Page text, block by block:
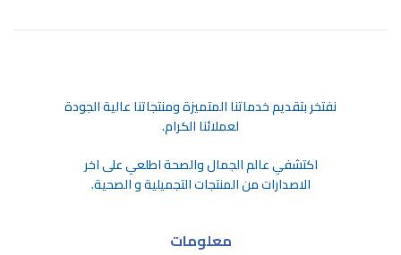
ﻧﻔﺘﺨﺮ ﺑﺘﻘﺪﻳﻢ ﺧﺪﻣﺎﺗﻨﺎ اﻟﻤﺘﻤﻴﺰة وﻣﻨﺘﺠﺎﺗﻨﺎ ﻋﺎﻟﻴﺔ اﻟﺠﻮدة
ﻟﻌﻤﻼﺋﻨﺎ اﻟﻜﺮام.
اكتشفي عالم الجمال والصحة اطلعي على اخر
الاصدارات من المنتجات التجميلية و الصحية.
معلومات